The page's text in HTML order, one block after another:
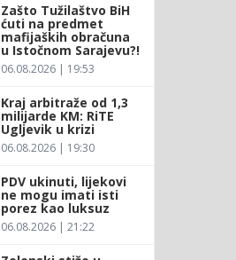
Zašto Tužilaštvo BiH
ćuti na predmet
mafijaških obračuna
u Istočnom Sarajevu?!
06.08.2026 | 19:53
Kraj arbitraže od 1,3
milijarde KM: RiTE
Ugljevik u krizi
06.08.2026 | 19:30
PDV ukinuti, lijekovi
ne mogu imati isti
porez kao luksuz
06.08.2026 | 21:22